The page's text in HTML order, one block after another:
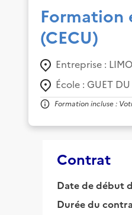
Formation
(CECU)
Entreprise :
École : GUET
Formation incluse :
Contrat
Date de début
Durée du